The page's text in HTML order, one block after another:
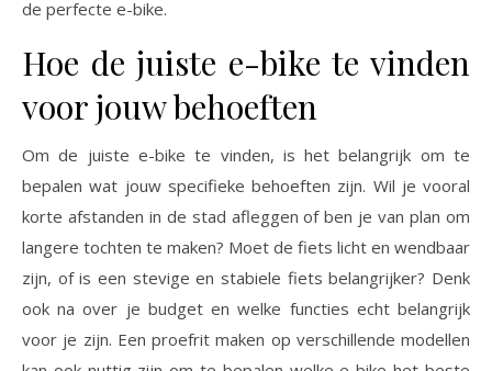
de perfecte e-bike.
Hoe de juiste e-bike te vinden
voor jouw behoeften
Om de juiste e-bike te vinden, is het belangrijk om te
bepalen wat jouw specifieke behoeften zijn. Wil je vooral
korte afstanden in de stad afleggen of ben je van plan om
langere tochten te maken? Moet de fiets licht en wendbaar
zijn, of is een stevige en stabiele fiets belangrijker? Denk
ook na over je budget en welke functies echt belangrijk
voor je zijn. Een proefrit maken op verschillende modellen